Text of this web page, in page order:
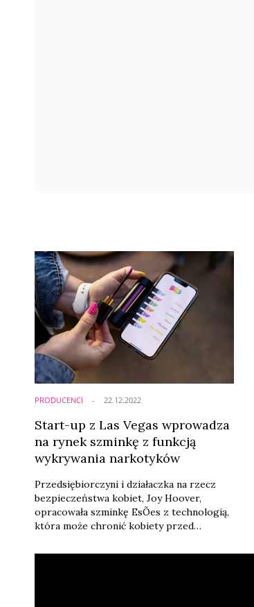
PRODUCENCI
Start-up z Las Vegas wprowadza
na rynek szminkę z funkcją
wykrywania narkotyków
Przedsiębiorczyni i działaczka na rzecz
bezpieczeństwa kobiet, Joy Hoover,
opracowała szminkę EsÕes z technologią,
która może chronić kobiety przed
narkotyków. Każda pomadka zawiera dwa
22.12.2022